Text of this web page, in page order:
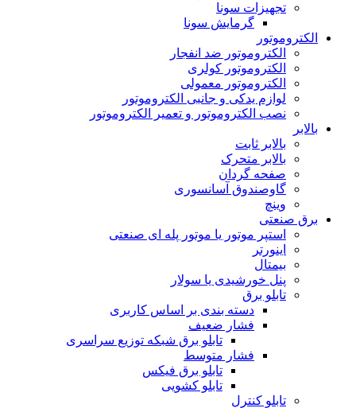
تجهیزات سونا
گرمایش سونا
الکتروموتور
الکتروموتور ضد انفجار
الکتروموتور کولری
الکتروموتور معمولی
لوازم یدکی و جانبی الکتروموتور
نصب الکتروموتور و تعمیر الکتروموتور
بالابر
بالابر ثابت
بالابر متحرک
صفحه گردان
گاوصندوق آسانسوری
وینچ
برق صنعتی
استپر موتور یا موتور پله ای صنعتی
اینورتر
بیمتال
پنل خورشیدی یا سولار
تابلو برق
دسته بندی بر اساس کاربری
فشار ضعیف
تابلو برق شبکه توزیع سراسری
فشار متوسط
تابلو برق فیکس
تابلو کشویی
تابلو کنترل